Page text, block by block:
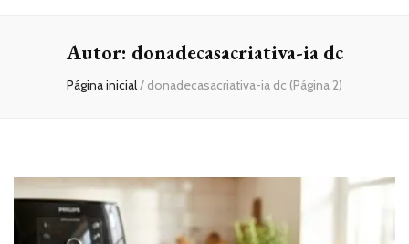
Autor: donadecasacriativa-ia dc
Página inicial/ donadecasacriativa-ia dc (Página 2)